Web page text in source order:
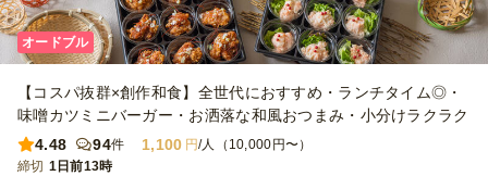
オードブル
【コスパ抜群×創作和食】全世代におすすめ・ランチタイム◎・
味噌カツミニバーガー・お洒落な和風おつまみ・小分けラクラク
4.48
94件 1,100 円/人（10,000円〜）
締切 1日前13時